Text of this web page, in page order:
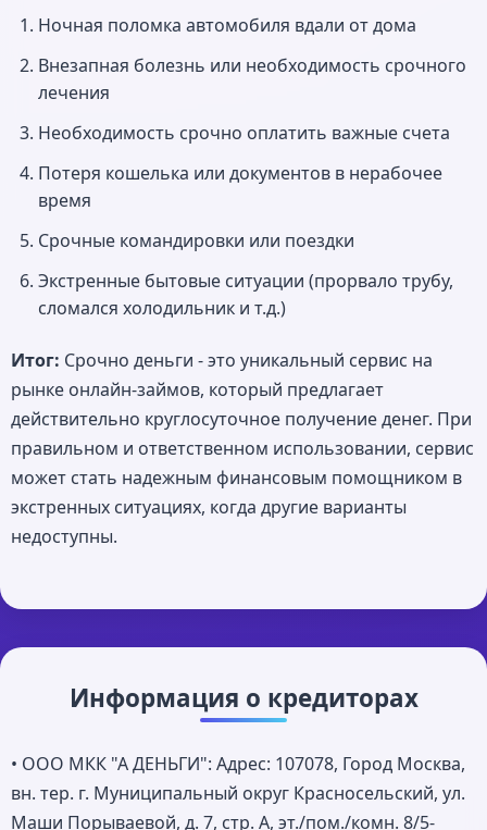
Ночная поломка автомобиля вдали от дома
Внезапная болезнь или необходимость срочного
лечения
Необходимость срочно оплатить важные счета
Потеря кошелька или документов в нерабочее
время
Срочные командировки или поездки
Экстренные бытовые ситуации (прорвало трубу,
сломался холодильник и т.д.)
Итог: Срочно деньги - это уникальный сервис на
рынке онлайн-займов, который предлагает
действительно круглосуточное получение денег. При
правильном и ответственном использовании, сервис
может стать надежным финансовым помощником в
экстренных ситуациях, когда другие варианты
недоступны.
Информация о кредиторах
• ООО МКК "А ДЕНЬГИ": Адрес: 107078, Город Москва,
вн. тер. г. Муниципальный округ Красносельский, ул.
Маши Порываевой, д. 7, стр. А, эт./пом./комн. 8/5-